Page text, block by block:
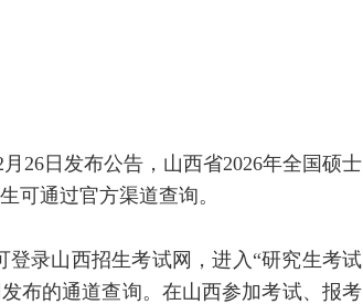
26日发布公告，山西省2026年全国硕士
生可通过官方渠道查询。
录山西招生考试网，进入“研究生考试
布的通道查询。在山西参加考试、报考